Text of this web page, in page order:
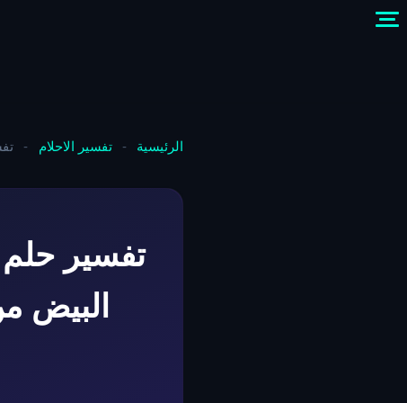
الرئيسية - تفسير الاحلام -
تفسير
البيض